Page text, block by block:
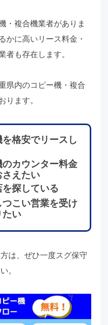
・複合機業者がありま
かに高いリース料金・
者も存在します。
県内のコピー機・複合
ります。
格安でリースし
カウンター料金
さえたい
探している
こい営業を受け
たい
は、ぜひ一度スグ保守
。